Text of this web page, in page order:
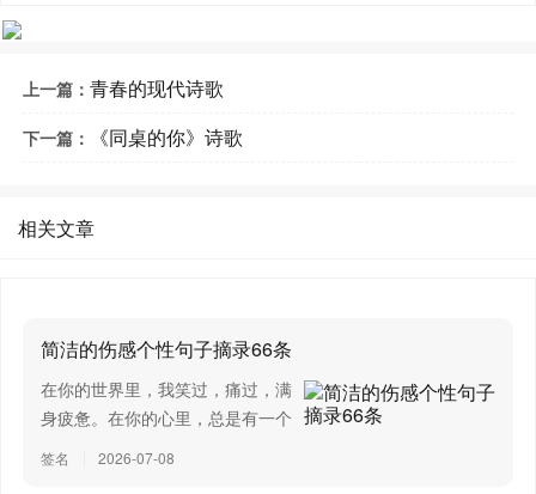
主人耶，
您为何残忍地笑？
嗯昂，嗯昂……
主人耶
驴儿，冤枉
上一篇： 青春的现代诗歌
下一篇： 《同桌的你》诗歌
相关文章
简洁的伤感个性句子摘录66条
在你的世界里，我笑过，痛过，满
身疲惫。在你的心里，总是有一个
角落，别人是进不去，你亦出不
签名 2026-07-08